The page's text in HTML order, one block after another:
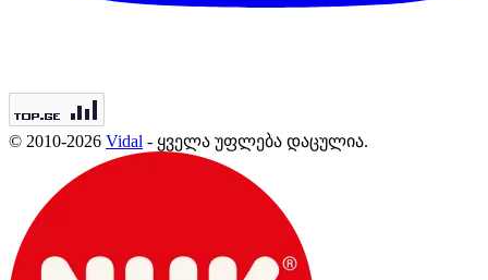
© 2010-2026 Vidal - ყველა უფლება დაცულია.